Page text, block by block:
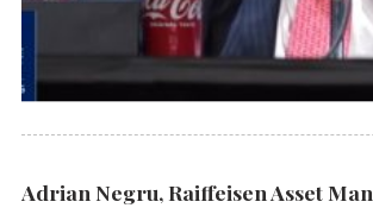
Adrian Negru, Raiffeisen Asset